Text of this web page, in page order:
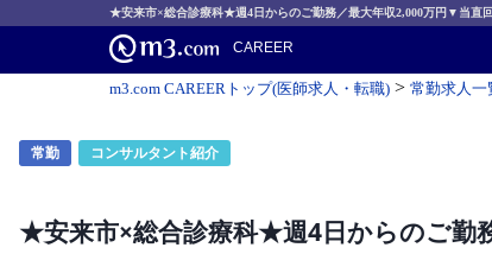
★安来市×総合診療科★週4日からのご勤務／最大年収2,000万円▼当直
CAREER
m3.com CAREERトップ(医師求人・転職) > 常勤求人一
常勤 コンサルタント紹介
★安来市×総合診療科★週4日からのご勤